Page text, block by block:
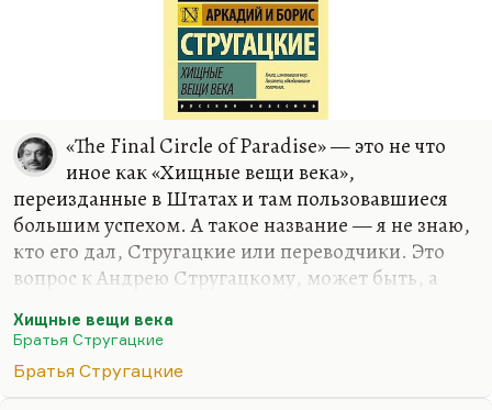
«The Final Circle of Paradise» — это не что
иное как «Хищные вещи века»,
переизданные в Штатах и там пользовавшиеся
большим успехом. А такое название — я не знаю,
кто его дал, Стругацкие или переводчики. Это
вопрос к Андрею Стругацкому, может быть, а
творчеству их. Ну, просто потому, что «Хищные
вещи века» — цитата из Вознесенского — не была
в Штатах никому понятна. И вот они её так
Хищные вещи века
Братья Стругацкие
Братья Стругацкие